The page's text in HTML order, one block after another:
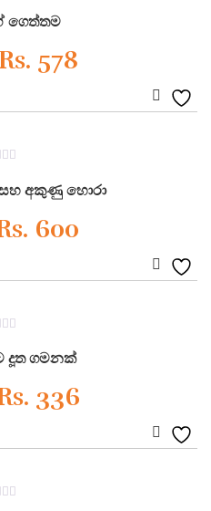
ගෙත්තම
680.
578
price
Rs. 578.
අකුණු හොරා
750.
600Current
දූත ගමනක්
336Current
price